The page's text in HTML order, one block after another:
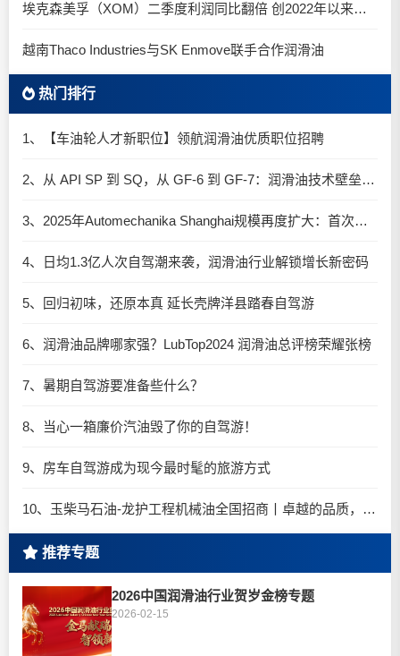
埃克森美孚（XOM）二季度利润同比翻倍 创2022年以来新高
越南Thaco Industries与SK Enmove联手合作润滑油
热门排行
1、【车油轮人才新职位】领航润滑油优质职位招聘
2、从 API SP 到 SQ，从 GF-6 到 GF-7：润滑油技术壁垒再升高，你准备好了吗？
3、2025年Automechanika Shanghai规模再度扩大：首次启用国家会展中心（上海）全部15个展馆
4、日均1.3亿人次自驾潮来袭，润滑油行业解锁增长新密码​
5、回归初味，还原本真 延长壳牌洋县踏春自驾游
6、润滑油品牌哪家强？LubTop2024 润滑油总评榜荣耀张榜
7、暑期自驾游要准备些什么？
8、当心一箱廉价汽油毁了你的自驾游！
9、房车自驾游成为现今最时髦的旅游方式
10、玉柴马石油-龙护工程机械油全国招商丨卓越的品质，专业的品牌！
推荐专题
2026中国润滑油行业贺岁金榜专题
2026-02-15